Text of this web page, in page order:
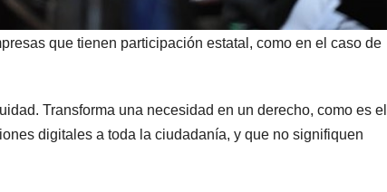
que tienen participación estatal, como en el caso de
Transforma una necesidad en un derecho, como es el
digitales a toda la ciudadanía, y que no signifiquen